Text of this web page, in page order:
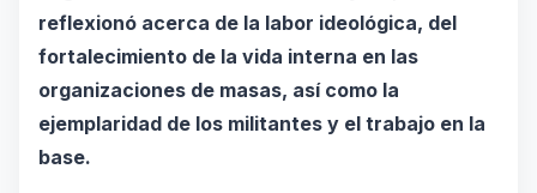
reflexionó acerca de la labor ideológica, del
fortalecimiento de la vida interna en las
organizaciones de masas, así como la
ejemplaridad de los militantes y el trabajo en la
base.